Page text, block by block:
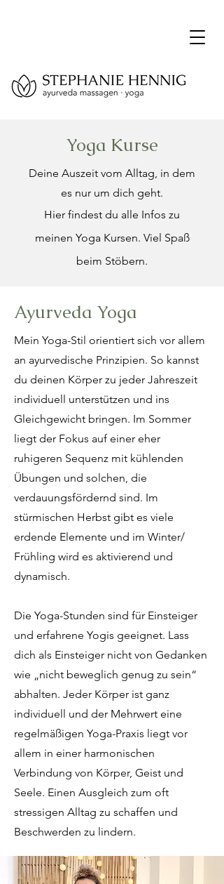
Yoga Kurse
Deine Auszeit vom Alltag, in dem
es nur um dich geht.
Hier findest du alle Infos zu
meinen Yoga Kursen. Viel Spaß
beim Stöbern.
Ayurveda Yoga
Mein Yoga-Stil orientiert sich vor allem
an ayurvedische Prinzipien. So kannst
du deinen Körper zu jeder Jahreszeit
individuell unterstützen und ins
Gleichgewicht bringen. Im Sommer
liegt der Fokus auf einer eher
ruhigeren Sequenz mit kühlenden
Übungen und solchen, die
verdauungsfördernd sind. Im
stürmischen Herbst gibt es viele
erdende Elemente und im Winter/
Frühling wird es aktivierend und
dynamisch.
Die Yoga-Stunden sind für Einsteiger
und erfahrene Yogis geeignet. Lass
dich als Einsteiger nicht von Gedanken
wie „nicht beweglich genug zu sein“
abhalten. Jeder Körper ist ganz
individuell und der Mehrwert eine
regelmäßigen Yoga-Praxis liegt vor
allem in einer harmonischen
Verbindung von Körper, Geist und
Seele. Einen Ausgleich zum oft
stressigen Alltag zu schaffen und
Beschwerden zu lindern.